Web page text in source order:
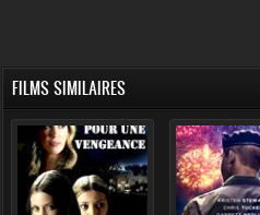
FILMS SIMILAIRES